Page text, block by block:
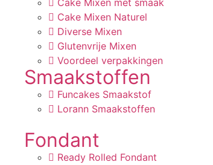
Cake Mixen met smaak
Cake Mixen Naturel
Diverse Mixen
Glutenvrije Mixen
Voordeel verpakkingen
Smaakstoffen
Funcakes Smaakstof
Lorann Smaakstoffen
Fondant
Ready Rolled Fondant